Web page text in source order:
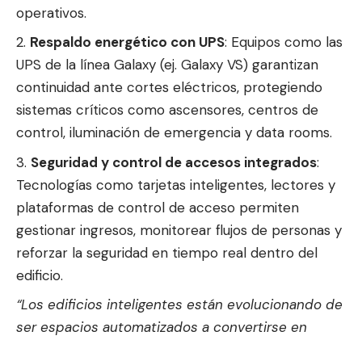
operativos.
Respaldo energético con UPS: Equipos como las
UPS de la línea Galaxy (ej. Galaxy VS) garantizan
continuidad ante cortes eléctricos, protegiendo
sistemas críticos como ascensores, centros de
control, iluminación de emergencia y data rooms.
Seguridad y control de accesos integrados:
Tecnologías como tarjetas inteligentes, lectores y
plataformas de control de acceso permiten
gestionar ingresos, monitorear flujos de personas y
reforzar la seguridad en tiempo real dentro del
edificio.
“Los edificios inteligentes están evolucionando de
ser espacios automatizados a convertirse en